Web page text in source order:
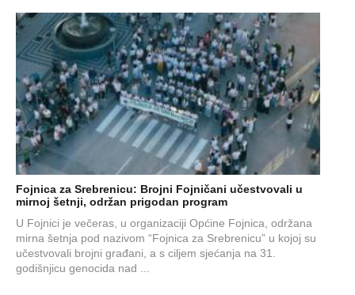
Fojnica za Srebrenicu: Brojni Fojničani učestvovali u
mirnoj šetnji, održan prigodan program
U Fojnici je večeras, u organizaciji Općine Fojnica, održana
mirna šetnja pod nazivom “Fojnica za Srebrenicu” u kojoj su
učestvovali brojni građani, a s ciljem sjećanja na 31.
godišnjicu genocida nad ...